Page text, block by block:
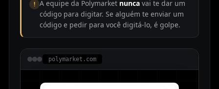
! A equipe da Polymarket nunca vai te dar um
código para digitar. Se alguém te enviar um
código e pedir para você digitá-lo, é golpe.
polymarket.com